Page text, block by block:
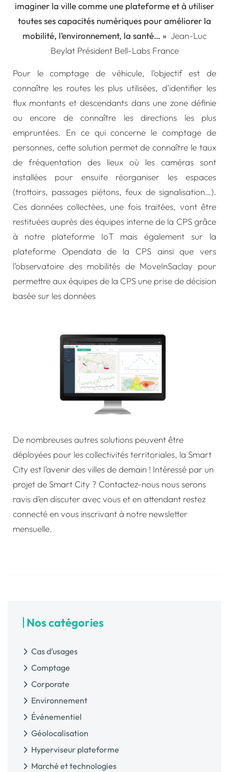
imaginer la ville comme une plateforme et à utiliser
toutes ses capacités numériques pour améliorer la
mobilité, l’environnement, la santé… » Jean-Luc
Beylat Président Bell-Labs France
Pour lecomptage de véhicule, l’objectif est de
connaître les routes les plus utilisées, d’identifier les
flux montants et descendants dans une zone définie
ou encore de connaître les directions les plus
empruntées. En ce qui concerne le comptage de
personnes, cette solution permet de connaître le taux
de fréquentation des lieux où les caméras sont
installées pour ensuite réorganiser les espaces
(trottoirs, passages piétons, feux de signalisation…).
Ces données collectées, une fois traitées, vont être
restituées auprès des équipes interne de la CPS grâce
à notre plateforme IoT mais également sur la
plateforme Opendata de la CPS ainsi que vers
l’observatoire des mobilités de MoveInSaclay pour
permettre aux équipes de la CPS une prise de décision
basée sur les données
De nombreuses autres solutions peuvent être
déployées pour les collectivités territoriales, la Smart
City est l’avenir des villes de demain ! Intéressé par un
projet de Smart City ? Contactez-nous nous serons
ravis d’en discuter avec vous et en attendant restez
connecté en vous inscrivant à notre newsletter
mensuelle.
Nos catégories
Cas d’usages
Comptage
Corporate
Environnement
Événementiel
Géolocalisation
Hyperviseur plateforme
Marché et technologies